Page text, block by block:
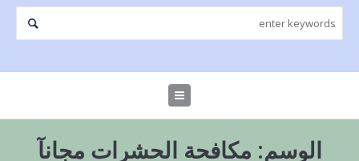
الوسم: مكافحة الحشرات مجانآ